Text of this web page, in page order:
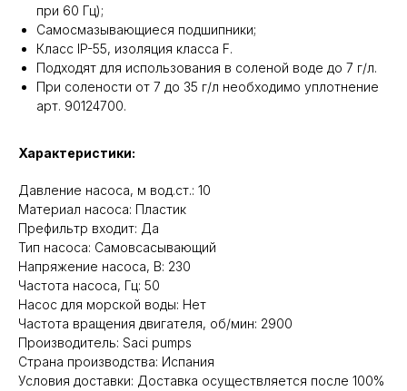
при 60 Гц);
Самосмазывающиеся подшипники;
Класс IP-55, изоляция класса F.
Подходят для использования в соленой воде до 7 г/л.
При солености от 7 до 35 г/л необходимо уплотнение
арт. 90124700.
Характеристики:
Давление насоса, м вод.ст.: 10
Материал насоса: Пластик
Префильтр входит: Да
Тип насоса: Самовсасывающий
Напряжение насоса, В: 230
Частота насоса, Гц: 50
Насос для морской воды: Нет
Частота вращения двигателя, об/мин: 2900
Производитель: Saci pumps
Cтрана производства: Испания
Условия доставки: Доставка осуществляется после 100%